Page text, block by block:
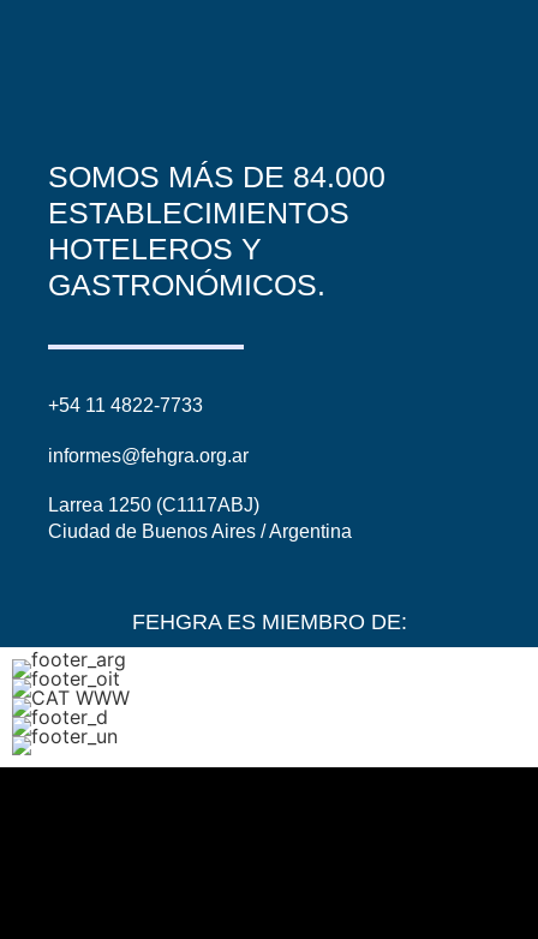
SOMOS MÁS DE 84.000
ESTABLECIMIENTOS
HOTELEROS Y
GASTRONÓMICOS.
+54 11 4822-7733
informes@fehgra.org.ar
Larrea 1250 (C1117ABJ)
Ciudad de Buenos Aires / Argentina
FEHGRA ES MIEMBRO DE: